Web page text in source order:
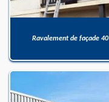
Ravalement de façade 40